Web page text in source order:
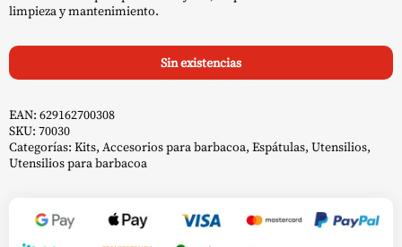
limpieza y mantenimiento.
Sin existencias
EAN: 629162700308
SKU: 70030
Categorías: Kits, Accesorios para barbacoa, Espátulas, Utensilios,
Utensilios para barbacoa